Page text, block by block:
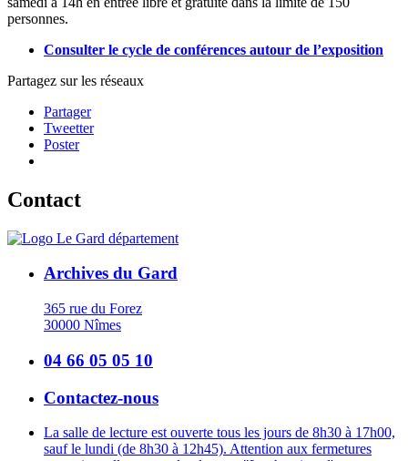
personnes.
Consulter le cycle de conférences autour de l’exposition
Partagez sur les réseaux
Partager
Tweetter
Poster
Contact
Archives du Gard
365 rue du Forez
30000 Nîmes
04 66 05 05 10
Contactez-nous
La salle de lecture est ouverte tous les jours de 8h30 à 17h00,
sauf le lundi (de 8h30 à 12h45). Attention aux fermetures